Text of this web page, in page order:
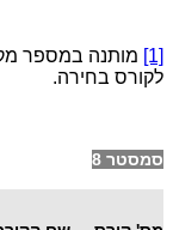
[1] מותנה במספר
לקורס בחירה.
סמסטר 8